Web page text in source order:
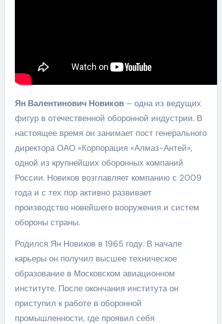
Ян Валентинович Новиков– одна из ведущих
фигур в отечественной оборонной индустрии. В
настоящее время он занимает пост генерального
директора ОАО «Корпорация «Алмаз-Антей»,
одной из крупнейших оборонных компаний
России. Новиков возглавляет компанию с 2009
года и с тех пор активно развивает
производство новейшего вооружения и систем
обороны страны.
Родился Ян Новиков в 1965 году. В начале
карьеры он получил высшее техническое
образование в Московском авиационном
институте. После окончания института он
приступил к работе в оборонной
промышленности, где проявил себя